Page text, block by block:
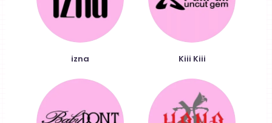
izna Kiii Kiii